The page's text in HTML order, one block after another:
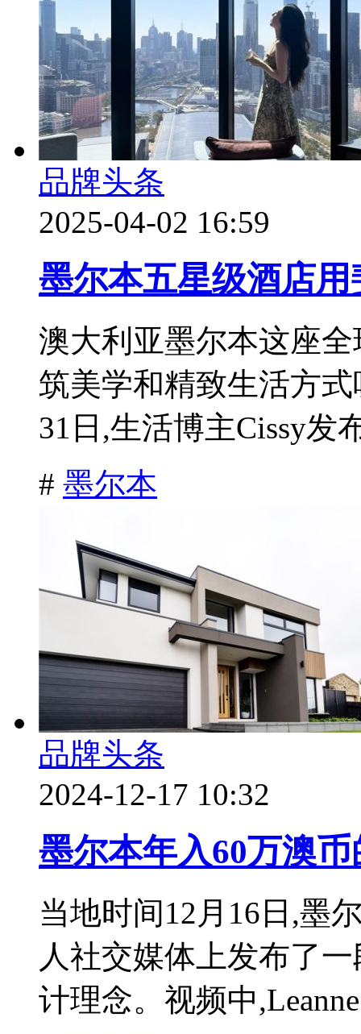
品牌头条
2025-04-02 16:59
墨尔本五星级酒店
澳大利亚墨尔本这座
筑美学和精致生活方
31日,生活博主Cissy发
# 墨尔本
品牌头条
2024-12-17 10:32
墨尔本年入60万澳
当地时间12月16日,墨
人社交媒体上发布了
计理念。视频中